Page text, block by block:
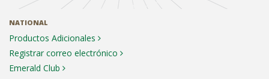
NATIONAL
Productos Adicionales
Registrar correo electrónico
Emerald Club